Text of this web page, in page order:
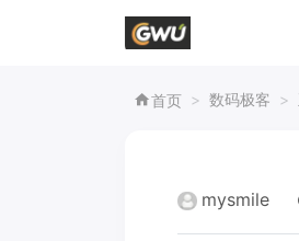
首页 数码极客
mysmile